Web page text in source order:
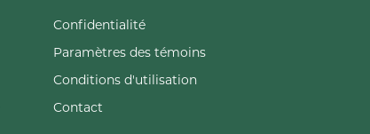
Confidentialité
Paramètres des témoins
Conditions d'utilisation
Contact